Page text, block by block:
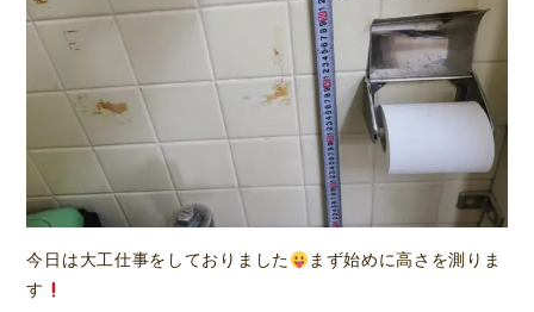
今日は大工仕事をしておりました
まず始めに高さを測りま
す